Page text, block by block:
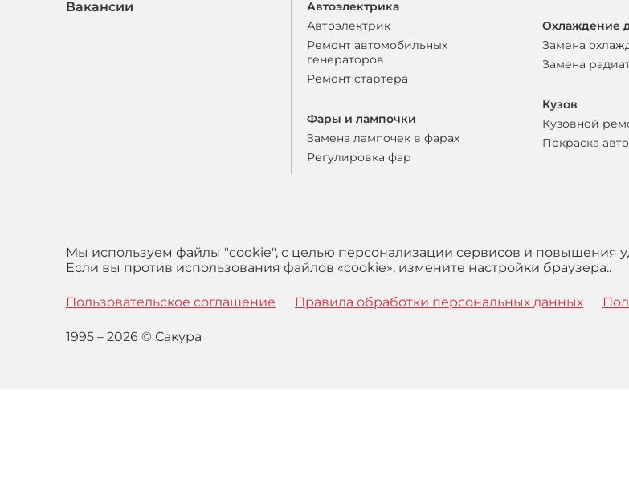
Вакансии
Автоэлектрика
Автоэлектрик
Ремонт автомобильных
генераторов
Ремонт стартера
Фары и лампочки
Замена лампочек в фарах
Регулировка фар
Охлаждение
Замена
Замена
Кузов
Кузовной
Покраска
Мы используем файлы "cookie", с целью персонализации сервисов и повышения
Если вы против использования файлов «cookie», измените настройки браузера..
Пользовательское соглашение Правила обработки персональных данных
1995 – 2026 © Сакура